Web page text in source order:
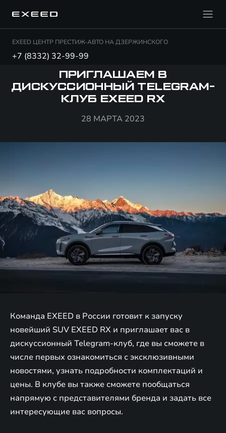
EXEED ЦЕНТР ПРЕСТИЖ-АВТО НА ДЗЕРЖИНСКОГО
+7 (8332) 32-99-99
ПРИГЛАШАЕМ В
ДИСКУССИОННЫЙ TELEGRAM-
КЛУБ EXEED RX
28 МАРТА 2023
Команда EXEED в России готовит к запуску
новейший SUV EXEED RX и приглашает вас в
дискуссионный Telegram-клуб, где вы сможете в
числе первых ознакомиться с эксклюзивными
новостями, узнать подробности комплектаций и
цены. В клубе вы также сможете пообщаться
напрямую с представителями бренда и задать все
интересующие вас вопросы.